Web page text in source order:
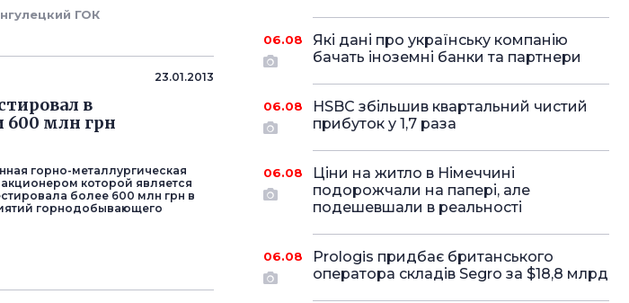
ГОК
23.01.2013
в
600 млн грн
горно-металлургическая
которой является
более 600 млн грн в
горнодобывающего
06.08
Які дані про українську компанію
бачать іноземні банки та партнери
06.08
HSBC збільшив квартальний чистий
прибуток у 1,7 раза
06.08
Ціни на житло в Німеччині
подорожчали на папері, але
подешевшали в реальності
06.08
Prologis придбає британського
оператора складів Segro за $18,8 млрд